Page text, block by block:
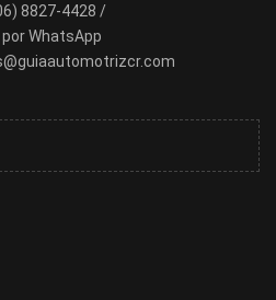
8827-4428 /
WhatsApp